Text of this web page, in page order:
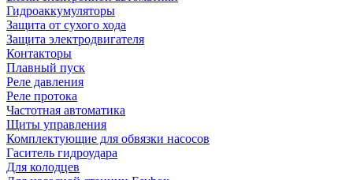
Гидроаккумуляторы
Защита от сухого хода
Защита электродвигателя
Контакторы
Плавный пуск
Реле давления
Реле протока
Частотная автоматика
Щиты управления
Комплектующие для обвязки насосов
Гаситель гидроудара
Для колодцев